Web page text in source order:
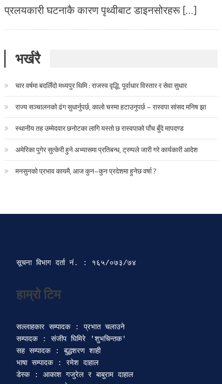
प्रलयकारी घटनाकै कारण पृथ्वीबाट डाइनसोरहरू […]
भर्खरै
चार वर्षमा बदलिँदो मध्यपुर थिमि : राजस्व वृद्धि, पूर्वाधार विस्तार र सेवा सुधार
राज्य सञ्चालनको ढंग सुधार्नुपर्छ, कालो चस्मा हटाउनुपर्छ – रास्वपा सांसद मनिष झा
स्थानीय तह उम्मेदवार छनोटका लागि यस्तो छ रास्वपाको पाँच बुँदे मापदण्ड
अमेरिका पुगेर सुत्केरी हुने अभ्यासमा प्रतिबन्ध, ट्रम्पले जारी गरे कार्यकारी आदेश
मनसुनको प्रभाव कायमै, आज कुन–कुन प्रदेशमा हुनेछ वर्षा ?
सूचना विभाग दर्ता‍ नं. : १६५/०७३/७४
हाम्रो टिम
सल्लाहकार सम्पादक : प्रभात चलाउने
सम्पादक : संजीप घिमिरे 'शुभचिन्तक'
सह सम्पादक : बुद्धशरण शाही
भाषा सम्पादक : रमेश दाहाल
डेस्क : आकाश गजुरेल र बाबुराम दाहाल